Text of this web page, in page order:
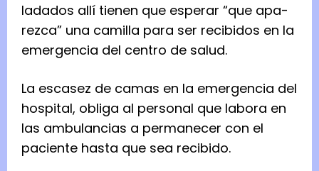
la­da­dos allí tie­nen que espe­rar “que apa­
rezca” una cami­lla para ser reci­bi­dos en la
emer­gen­cia del cen­tro de salud.
La esca­sez de camas en la emer­gen­cia del
hos­pi­tal, obliga al per­so­nal que labora en
las ambu­lan­cias a per­ma­ne­cer con el
paciente hasta que sea reci­bido.